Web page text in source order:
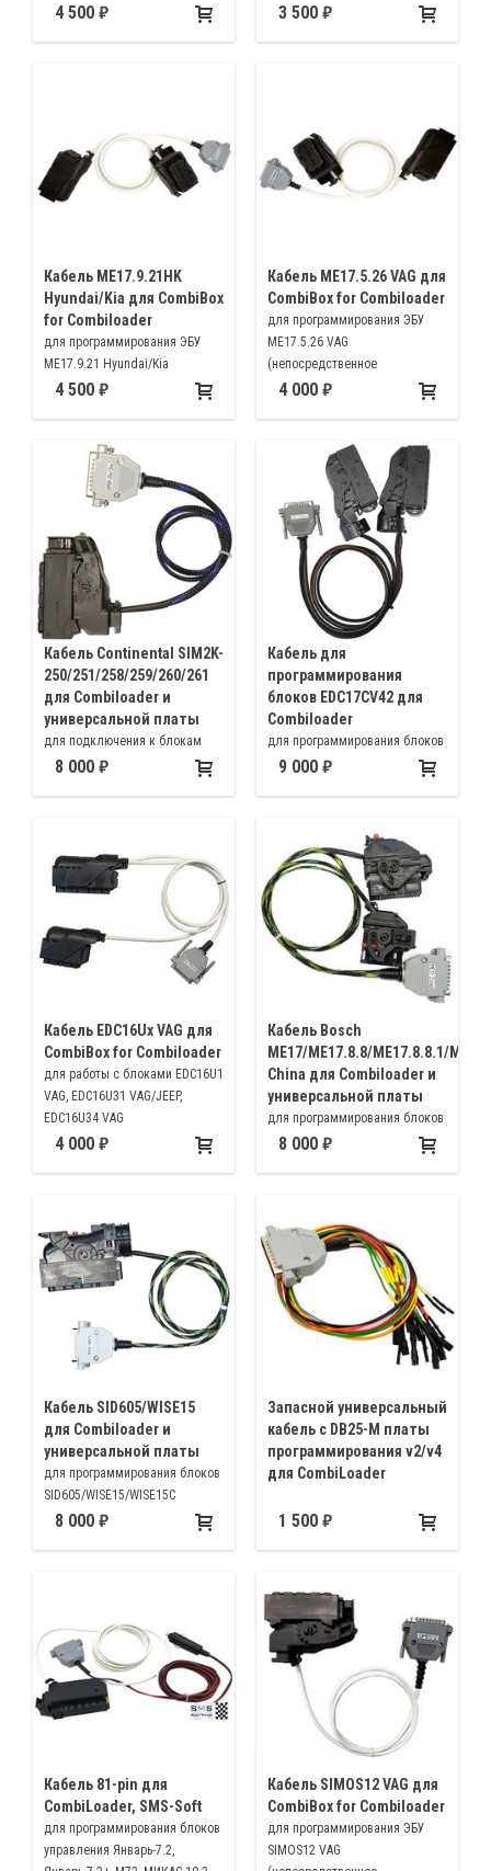
автомобили (Great Wall, BYD и
4 500
чтения паролей GPT. Кабель
3 500
Кабель ME17.9.21HK
Hyundai/Kia для CombiBox
for Combiloader
для программирования ЭБУ
ME17.9.21 Hyundai/Kia
(непосредственное
4 500
Кабель ME17.5.26 VAG для
CombiBox for Combiloader
для программирования ЭБУ
ME17.5.26 VAG
(непосредственное
подключение к разъёмам
модулем Bosch MEDC17 BSM
4 000
Кабель Continental SIM2K-
250/251/258/259/260/261
для Combiloader и
универсальной платы
для подключения к блокам
Continental SIM2K-
8 000
Кабель для
программирования
блоков EDC17CV42 для
Combiloader
для программирования блоков
EDC17CV42
9 000
Кабель EDC16Ux VAG для
CombiBox for Combiloader
для работы с блоками EDC16U1
VAG, EDC16U31 VAG/JEEP,
EDC16U34 VAG
4 000
Кабель Bosch
ME17/ME17.8.8/ME17.8.8.1/
China для Combiloader и
универсальной платы
для программирования блоков
Bosch
8 000
Кабель SID605/WISE15
для Combiloader и
универсальной платы
для программирования блоков
SID605/WISE15/WISE15C
автомобилей МАЗ и
8 000
Запасной универсальный
кабель с DB25-M платы
программирования v2/v4
для CombiLoader
1 500
Кабель 81-pin для
CombiLoader, SMS-Soft
для программирования блоков
управления Январь-7.2,
Кабель SIMOS12 VAG для
CombiBox for Combiloader
для программирования ЭБУ
SIMOS12 VAG